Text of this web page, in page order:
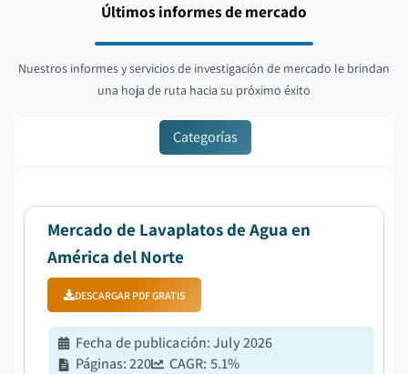
Últimos informes de mercado
Nuestros informes y servicios de investigación de mercado le brindan
una hoja de ruta hacia su próximo éxito
Categorías
Mercado de Lavaplatos de Agua en
América del Norte
DESCARGAR PDF GRATIS
Fecha de publicación:July 2026
Páginas:220 CAGR: 5.1%